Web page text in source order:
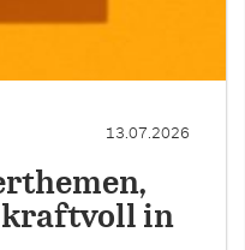
13.07.2026
kraftvoll in